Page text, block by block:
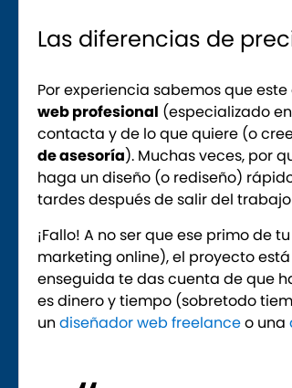
Las diferencias de
Por experiencia sabemos que
web profesional (especializado
contacta y de lo que quiere (o
de asesoría). Muchas veces, por
haga un diseño (o rediseño)
tardes después de salir del
¡Fallo! A no ser que ese primo de
marketing online), el proyecto
enseguida te das cuenta de que
es dinero y tiempo (sobretodo
undiseñador web freelanceo una